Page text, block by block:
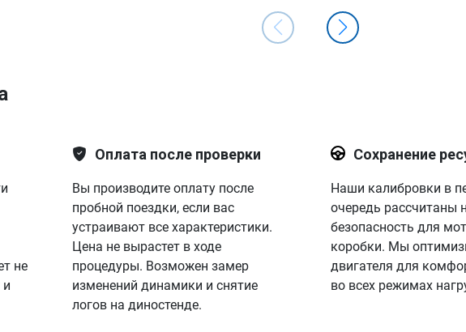
не
и
Оплата после проверки
Вы производите оплату после
пробной поездки, если вас
устраивают все характеристики.
Цена не вырастет в ходе
процедуры. Возможен замер
изменений динамики и снятие
логов на диностенде.
Сохранение
Наши калибровки в
очередь рассчитаны
безопасность для
коробки. Мы
двигателя для
во всех режимах